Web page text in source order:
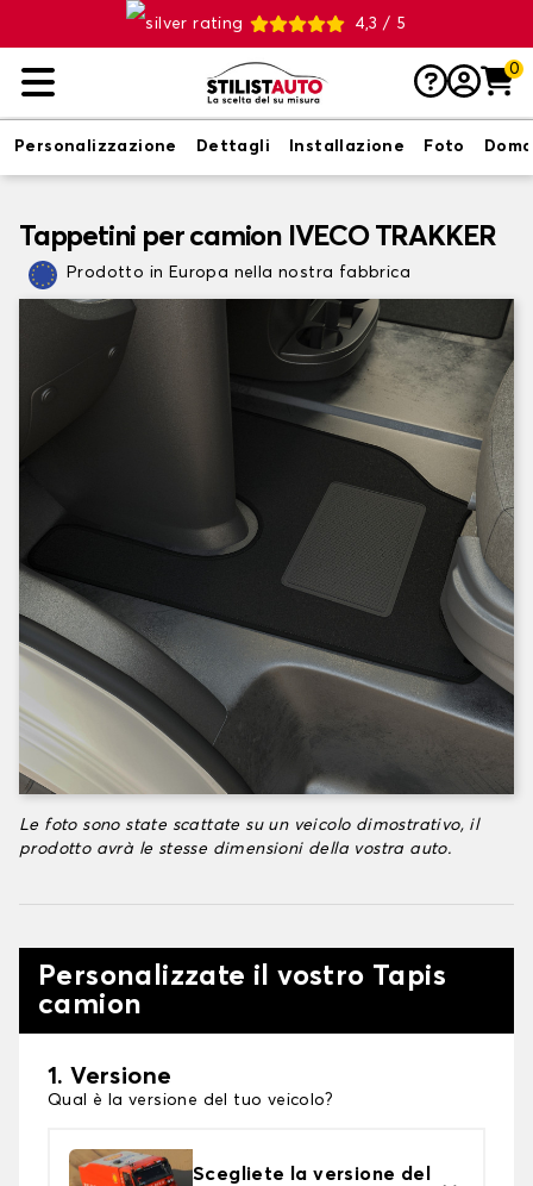
4,3 / 5
0
Personalizzazione Dettagli Installazione Foto
Tappetini per camion IVECO TRAKKER
Prodotto in Europa nella nostra fabbrica
Le foto sono state scattate su un veicolo dimostrativo, il
prodotto avrà le stesse dimensioni della vostra auto.
Personalizzate il vostro Tapis
camion
1. Versione
Qual è la versione del tuo veicolo?
Scegliete la versione del